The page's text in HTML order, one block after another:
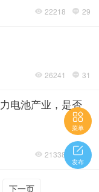
 22218  29
 26241  31
电池产业，是否
 21338  28
下一页

菜单

发布